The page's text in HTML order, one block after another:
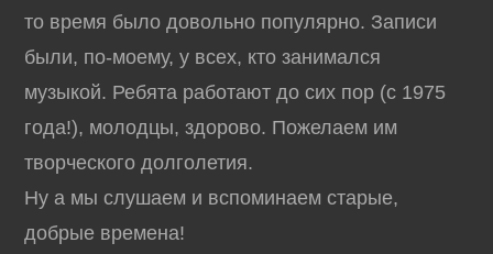
то время было довольно популярно. Записи
были, по-моему, у всех, кто занимался
музыкой. Ребята работают до сих пор (с 1975
года!), молодцы, здорово. Пожелаем им
творческого долголетия.
Ну а мы слушаем и вспоминаем старые,
добрые времена!